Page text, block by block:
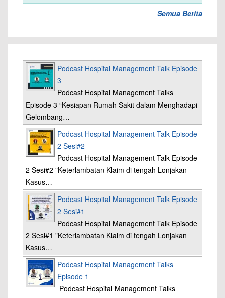
Semua Berita
Podcast Hospital Management Talk Episode
3
Podcast Hospital Management Talks
Episode 3 “Kesiapan Rumah Sakit dalam Menghadapi
Gelombang…
Podcast Hospital Management Talk Episode
2 Sesi#2
Podcast Hospital Management Talk Episode
2 Sesi#2 "Keterlambatan Klaim di tengah Lonjakan
Kasus…
Podcast Hospital Management Talk Episode
2 Sesi#1
Podcast Hospital Management Talk Episode
2 Sesi#1 "Keterlambatan Klaim di tengah Lonjakan
Kasus…
Podcast Hospital Management Talks
Episode 1
Podcast Hospital Management Talks